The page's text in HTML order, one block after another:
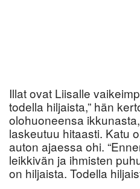
Illat ovat Liisalle
todella hiljaista,” hän
olohuoneensa
laskeutuu hitaasti. Katu
auton ajaessa ohi.
leikkivän ja ihmisten
on hiljaista. Todella